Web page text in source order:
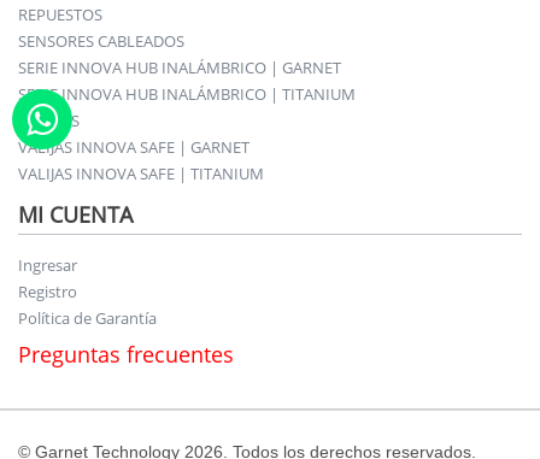
REPUESTOS
SENSORES CABLEADOS
SERIE INNOVA HUB INALÁMBRICO | GARNET
SERIE INNOVA HUB INALÁMBRICO | TITANIUM
SIRENAS
VALIJAS INNOVA SAFE | GARNET
VALIJAS INNOVA SAFE | TITANIUM
MI CUENTA
Ingresar
Registro
Política de Garantía
Preguntas frecuentes
© Garnet Technology 2026. Todos los derechos reservados.